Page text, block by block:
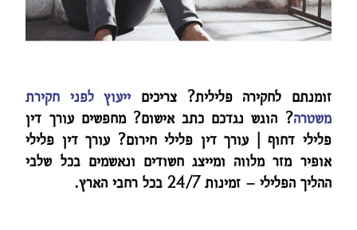
זומנתם לחקירה פלילית? צריכים ייעוץ לפני חקירת
משטרה? הוגש נגדכם כתב אישום? מחפשים עורך דין
פלילי דחוף | עורך דין פלילי חירום? עורך דין פלילי
אופיר מזר מלווה ומייצג חשודים ונאשמים בכל שלבי
ההליך הפלילי – זמינות 24/7 בכל רחבי הארץ.